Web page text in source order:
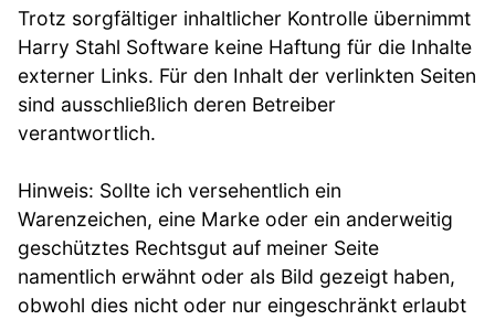
Trotz sorgfältiger inhaltlicher Kontrolle übernimmt
Harry Stahl Software keine Haftung für die Inhalte
externer Links. Für den Inhalt der verlinkten Seiten
sind ausschließlich deren Betreiber
verantwortlich.
Hinweis: Sollte ich versehentlich ein
Warenzeichen, eine Marke oder ein anderweitig
geschütztes Rechtsgut auf meiner Seite
namentlich erwähnt oder als Bild gezeigt haben,
obwohl dies nicht oder nur eingeschränkt erlaubt